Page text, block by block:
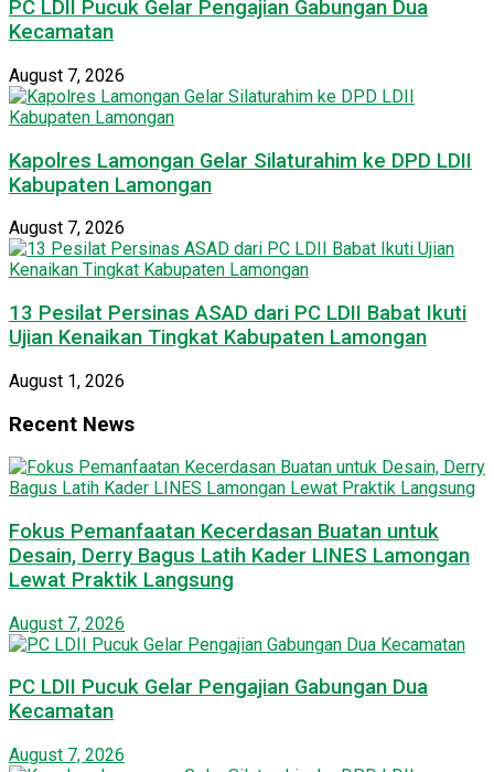
PC LDII Pucuk Gelar Pengajian Gabungan Dua
Kecamatan
August 7, 2026
Kapolres Lamongan Gelar Silaturahim ke DPD LDII
Kabupaten Lamongan
August 7, 2026
13 Pesilat Persinas ASAD dari PC LDII Babat Ikuti
Ujian Kenaikan Tingkat Kabupaten Lamongan
August 1, 2026
Recent News
Fokus Pemanfaatan Kecerdasan Buatan untuk
Desain, Derry Bagus Latih Kader LINES Lamongan
Lewat Praktik Langsung
August 7, 2026
PC LDII Pucuk Gelar Pengajian Gabungan Dua
Kecamatan
August 7, 2026